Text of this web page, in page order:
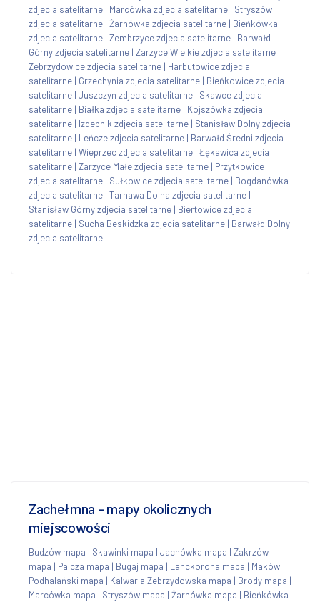
zdjecia satelitarne | Marcówka zdjecia satelitarne | Stryszów
zdjecia satelitarne | Żarnówka zdjecia satelitarne | Bieńkówka
zdjecia satelitarne | Zembrzyce zdjecia satelitarne | Barwałd
Górny zdjecia satelitarne | Zarzyce Wielkie zdjecia satelitarne |
Zebrzydowice zdjecia satelitarne | Harbutowice zdjecia
satelitarne | Grzechynia zdjecia satelitarne | Bieńkowice zdjecia
satelitarne | Juszczyn zdjecia satelitarne | Skawce zdjecia
satelitarne | Białka zdjecia satelitarne | Kojszówka zdjecia
satelitarne | Izdebnik zdjecia satelitarne | Stanisław Dolny zdjecia
satelitarne | Leńcze zdjecia satelitarne | Barwałd Średni zdjecia
satelitarne | Wieprzec zdjecia satelitarne | Łękawica zdjecia
satelitarne | Zarzyce Małe zdjecia satelitarne | Przytkowice
zdjecia satelitarne | Sułkowice zdjecia satelitarne | Bogdanówka
zdjecia satelitarne | Tarnawa Dolna zdjecia satelitarne |
Stanisław Górny zdjecia satelitarne | Biertowice zdjecia
satelitarne | Sucha Beskidzka zdjecia satelitarne | Barwałd Dolny
zdjecia satelitarne
Zachełmna - mapy okolicznych
miejscowości
Budzów mapa | Skawinki mapa | Jachówka mapa | Zakrzów
mapa | Palcza mapa | Bugaj mapa | Lanckorona mapa | Maków
Podhalański mapa | Kalwaria Zebrzydowska mapa | Brody mapa |
Marcówka mapa | Stryszów mapa | Żarnówka mapa | Bieńkówka